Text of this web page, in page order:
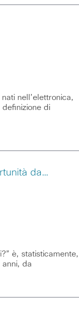
nell’elettronica,
definizione di
da…
è, statisticamente,
anni, da